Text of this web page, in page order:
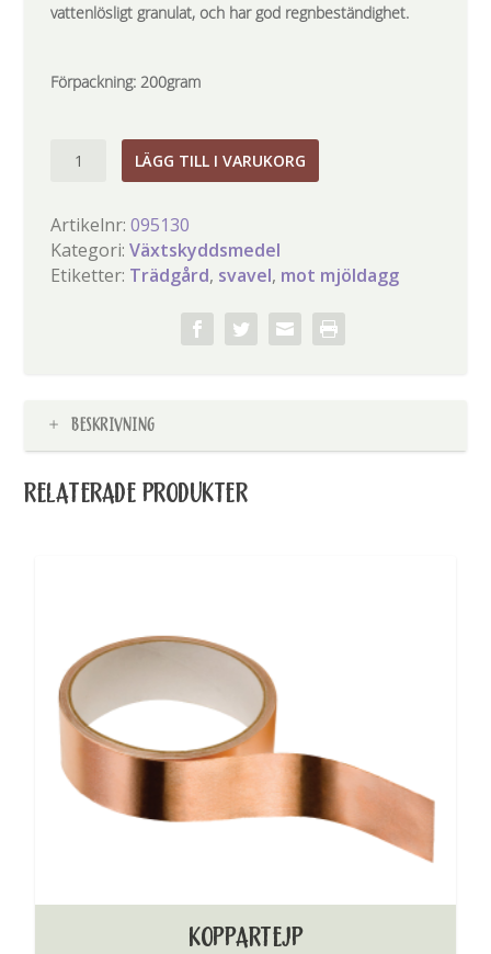
vattenlösligt granulat, och har god regnbeständighet.
Förpackning: 200gram
LÄGG TILL I VARUKORG
Artikelnr:095130
Kategori:Växtskyddsmedel
Etiketter: Trädgård, svavel, mot mjöldagg
BESKRIVNING
RELATERADE PRODUKTER
KOPPARTEJP